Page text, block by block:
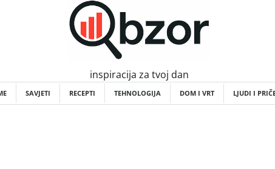
inspiracija za tvoj dan
SAVJETI RECEPTI TEHNOLOGIJA DOM I VRT LJUDI I